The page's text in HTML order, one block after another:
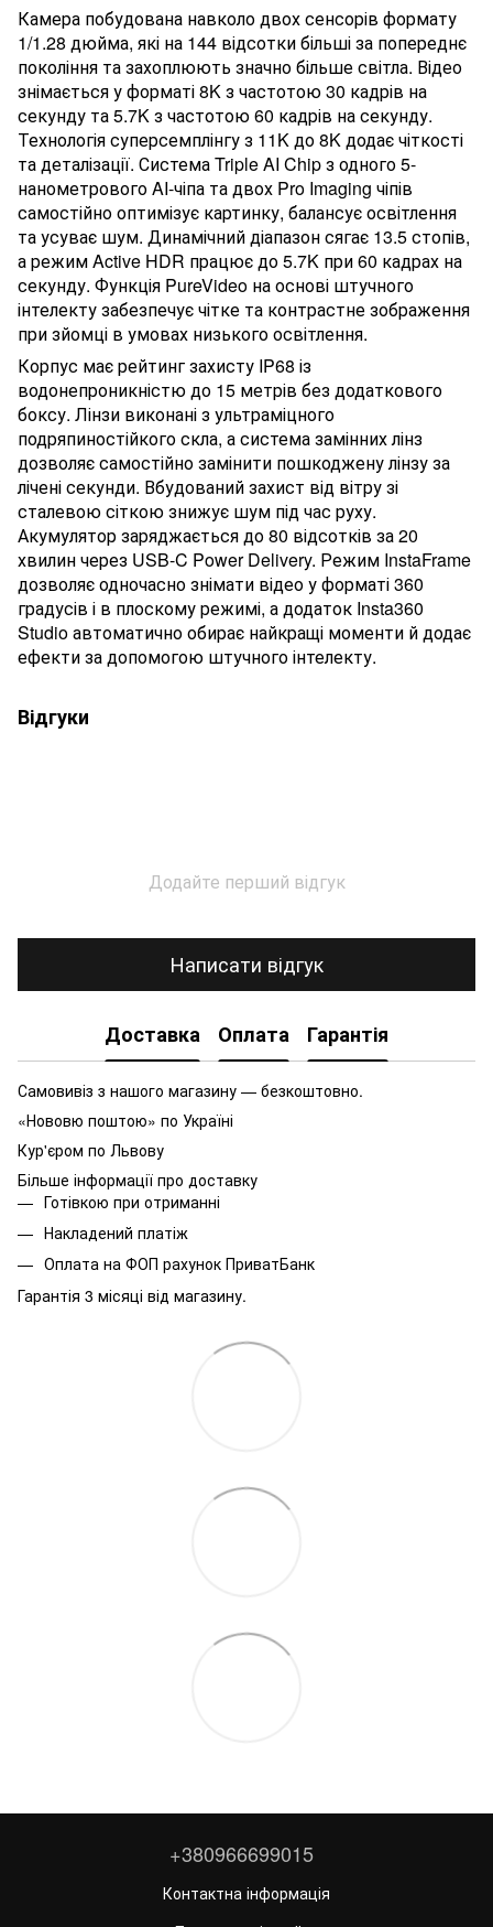
Камера побудована навколо двох сенсорів формату
1/1.28 дюйма, які на 144 відсотки більші за попереднє
покоління та захоплюють значно більше світла. Відео
знімається у форматі 8K з частотою 30 кадрів на
секунду та 5.7K з частотою 60 кадрів на секунду.
Технологія суперсемплінгу з 11K до 8K додає чіткості
та деталізації. Система Triple AI Chip з одного 5-
нанометрового AI-чіпа та двох Pro Imaging чіпів
самостійно оптимізує картинку, балансує освітлення
та усуває шум. Динамічний діапазон сягає 13.5 стопів,
а режим Active HDR працює до 5.7K при 60 кадрах на
секунду. Функція PureVideo на основі штучного
інтелекту забезпечує чітке та контрастне зображення
при зйомці в умовах низького освітлення.
Корпус має рейтинг захисту IP68 із
водонепроникністю до 15 метрів без додаткового
боксу. Лінзи виконані з ультраміцного
подряпиностійкого скла, а система замінних лінз
дозволяє самостійно замінити пошкоджену лінзу за
лічені секунди. Вбудований захист від вітру зі
сталевою сіткою знижує шум під час руху.
Акумулятор заряджається до 80 відсотків за 20
хвилин через USB-C Power Delivery. Режим InstaFrame
дозволяє одночасно знімати відео у форматі 360
градусів і в плоскому режимі, а додаток Insta360
Studio автоматично обирає найкращі моменти й додає
ефекти за допомогою штучного інтелекту.
Відгуки
Додайте перший відгук
Написати відгук
Доставка Оплата Гарантія
Самовивіз з нашого магазину — безкоштовно.
«Нововю поштою» по Україні
Кур'єром по Львову
Більше інформації про доставку
Готівкою при отриманні
Накладений платіж
Оплата на ФОП рахунок ПриватБанк
Гарантія 3 місяці від магазину.
+380966699015
Контактна інформація